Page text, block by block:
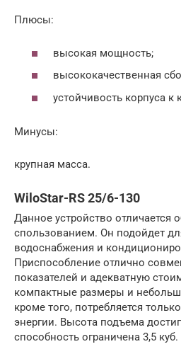
Плюсы:
высокая мощность;
высококачественная
устойчивость корпуса к
Минусы:
крупная масса.
WiloStar-RS 25/6-130
Данное устройство отличается
спользованием. Он подойдет
водоснабжения и
Приспособление отлично
показателей и адекватную
компактные размеры и
кроме того, потребляется
энергии. Высота подъема
способность ограничена 3,5